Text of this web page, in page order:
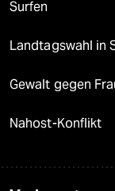
Surfen
Landtagswahl in
Gewalt gegen
Nahost-Konflikt